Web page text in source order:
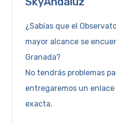
¿Sabías que el
mayor alcance se
Granada?
No tendrás problemas
entregaremos un
exacta.